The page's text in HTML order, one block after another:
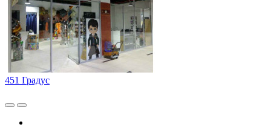
451 Градус